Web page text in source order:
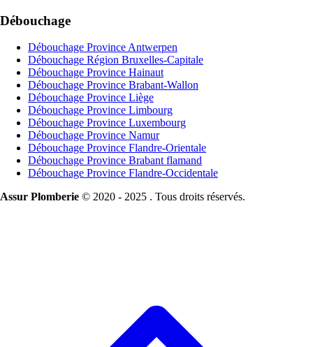
Débouchage
Débouchage Province Antwerpen
Débouchage Région Bruxelles-Capitale
Débouchage Province Hainaut
Débouchage Province Brabant-Wallon
Débouchage Province Liège
Débouchage Province Limbourg
Débouchage Province Luxembourg
Débouchage Province Namur
Débouchage Province Flandre-Orientale
Débouchage Province Brabant flamand
Débouchage Province Flandre-Occidentale
Assur Plomberie © 2020 - 2025 . Tous droits réservés.